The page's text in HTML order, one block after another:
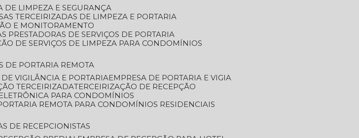
DE LIMPEZA E SEGURANÇA
TERCEIRIZADAS DE LIMPEZA E PORTARIA
E MONITORAMENTO
PRESTADORAS DE SERVIÇOS DE PORTARIA
DE SERVIÇOS DE LIMPEZA PARA CONDOMÍNIOS
DE PORTARIA REMOTA
DE VIGILÂNCIA E PORTARIA
EMPRESA DE PORTARIA E VIGIA
TERCEIRIZADA TERCEIRIZAÇÃO DE RECEPÇÃO
PARA CONDOMÍNIOS
PORTARIA REMOTA PARA CONDOMÍNIOS RESIDENCIAIS
DE RECEPCIONISTAS